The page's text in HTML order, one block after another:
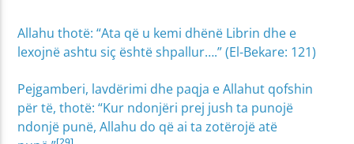
Allahu thotë: “Ata që u kemi dhënë Librin dhe e
lexojnë ashtu siç është shpallur….” (El-Bekare: 121)
Pejgamberi, lavdërimi dhe paqja e Allahut qofshin
për të, thotë: “Kur ndonjëri prej jush ta punojë
ndonjë punë, Allahu do që ai ta zotërojë atë